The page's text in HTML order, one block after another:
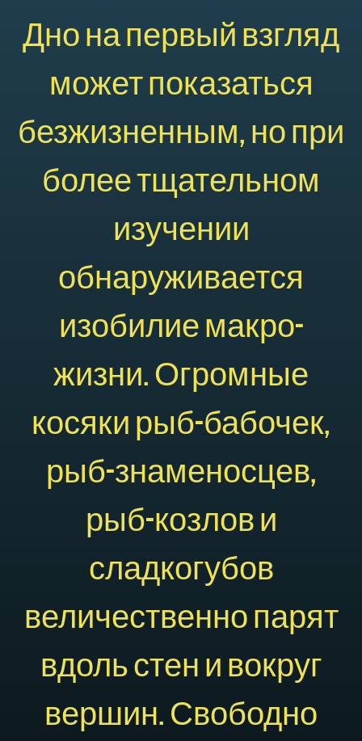
Дно на первый взгляд
может показаться
безжизненным, но при
более тщательном
изучении
обнаруживается
изобилие макро-
жизни. Огромные
косяки рыб-бабочек,
рыб-знаменосцев,
рыб-козлов и
сладкогубов
величественно парят
вдоль стен и вокруг
вершин. Свободно